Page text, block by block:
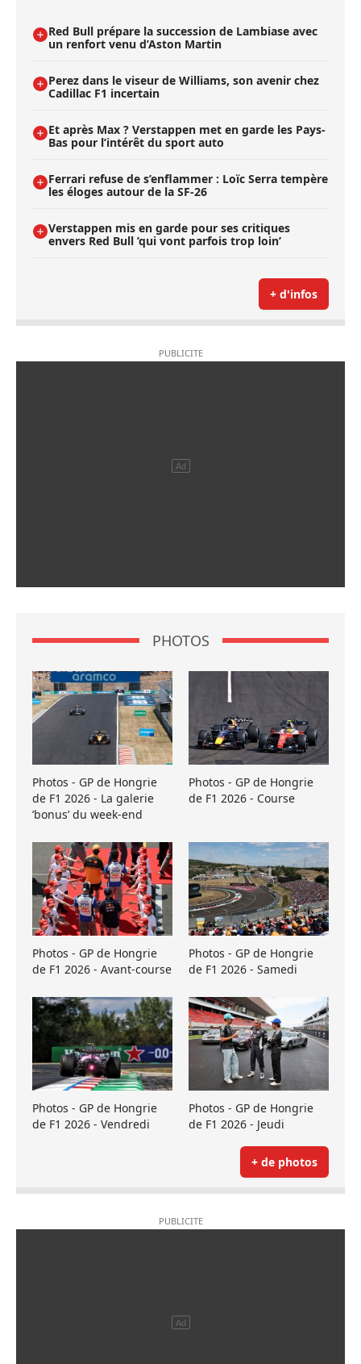
Red Bull prépare la succession de Lambiase avec
un renfort venu d’Aston Martin
Perez dans le viseur de Williams, son avenir chez
Cadillac F1 incertain
Et après Max ? Verstappen met en garde les Pays-
Bas pour l’intérêt du sport auto
Ferrari refuse de s’enflammer : Loïc Serra tempère
les éloges autour de la SF-26
Verstappen mis en garde pour ses critiques
envers Red Bull ’qui vont parfois trop loin’
+ d'infos
PHOTOS
Photos - GP de Hongrie
de F1 2026 - La galerie
’bonus’ du week-end
Photos - GP de Hongrie
de F1 2026 - Course
Photos - GP de Hongrie
de F1 2026 - Avant-course
Photos - GP de Hongrie
de F1 2026 - Samedi
Photos - GP de Hongrie
de F1 2026 - Vendredi
Photos - GP de Hongrie
de F1 2026 - Jeudi
+ de photos